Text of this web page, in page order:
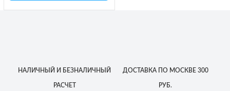
НАЛИЧНЫЙ И БЕЗНАЛИЧНЫЙ
РАСЧЕТ
ДОСТАВКАПО МОСКВЕ 300
РУБ.